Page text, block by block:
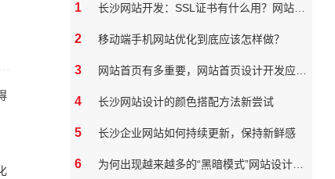
1
2 移动端手机网站优化到底应该怎样做？
3
4 长沙网站设计的颜色搭配方法新尝试
5 长沙企业网站如何持续更新，保持新鲜感
6